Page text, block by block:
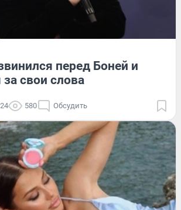
перед Боней и
свои слова
580 Обсудить